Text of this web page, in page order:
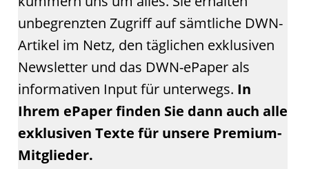
unbegrenzten Zugriff auf sämtliche DWN-
Artikel im Netz, den täglichen exklusiven
Newsletter und das DWN-ePaper als
informativen Input für unterwegs. In
Ihrem ePaper finden Sie dann auch alle
exklusiven Texte für unsere Premium-
Mitglieder.